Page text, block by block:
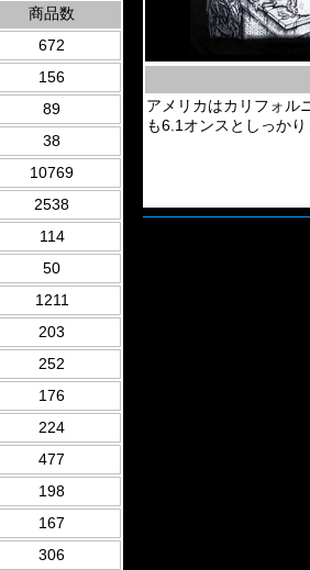
商品数
672
156
89
38
10769
2538
114
50
1211
203
252
176
224
477
198
167
306
アメリカはカリフォル
も6.1オンスとしっか